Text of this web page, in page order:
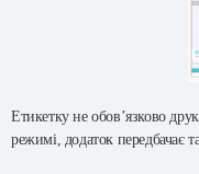
Етикетку не обов’язково
режимі, додаток передбачає